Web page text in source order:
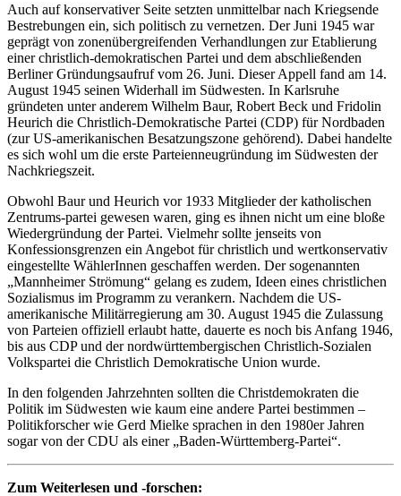
Auch auf konservativer Seite setzten unmittelbar nach Kriegsende
Bestrebungen ein, sich politisch zu vernetzen. Der Juni 1945 war
geprägt von zonenübergreifenden Verhandlungen zur Etablierung
einer christlich-demokratischen Partei und dem abschließenden
Berliner Gründungsaufruf vom 26. Juni. Dieser Appell fand am 14.
August 1945 seinen Widerhall im Südwesten. In Karlsruhe
gründeten unter anderem Wilhelm Baur, Robert Beck und Fridolin
Heurich die Christlich-Demokratische Partei (CDP) für Nordbaden
(zur US-amerikanischen Besatzungszone gehörend). Dabei handelte
es sich wohl um die erste Parteienneugründung im Südwesten der
Nachkriegszeit.
Obwohl Baur und Heurich vor 1933 Mitglieder der katholischen
Zentrums-partei gewesen waren, ging es ihnen nicht um eine bloße
Wiedergründung der Partei. Vielmehr sollte jenseits von
Konfessionsgrenzen ein Angebot für christlich und wertkonservativ
eingestellte WählerInnen geschaffen werden. Der sogenannten
„Mannheimer Strömung“ gelang es zudem, Ideen eines christlichen
Sozialismus im Programm zu verankern. Nachdem die US-
amerikanische Militärregierung am 30. August 1945 die Zulassung
von Parteien offiziell erlaubt hatte, dauerte es noch bis Anfang 1946,
bis aus CDP und der nordwürttembergischen Christlich-Sozialen
Volkspartei die Christlich Demokratische Union wurde.
In den folgenden Jahrzehnten sollten die Christdemokraten die
Politik im Südwesten wie kaum eine andere Partei bestimmen –
Politikforscher wie Gerd Mielke sprachen in den 1980er Jahren
sogar von der CDU als einer „Baden-Württemberg-Partei“.
Zum Weiterlesen und -forschen: